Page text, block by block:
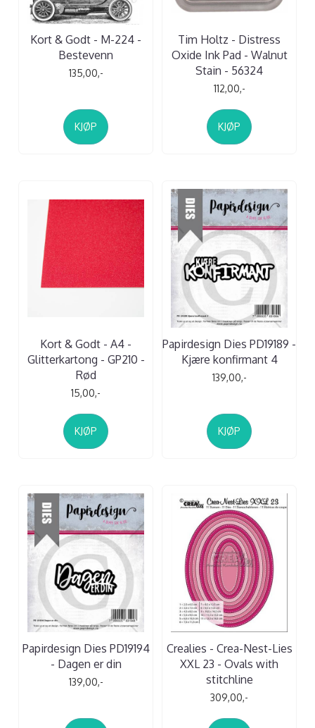
Kort & Godt - M-224 -
Bestevenn
135,00,-
KJØP
Tim Holtz - Distress
Oxide Ink Pad - Walnut
Stain - 56324
112,00,-
KJØP
Kort & Godt - A4 -
Glitterkartong - GP210 -
Rød
15,00,-
KJØP
Papirdesign Dies PD19189 -
Kjære konfirmant 4
139,00,-
KJØP
Papirdesign Dies PD19194
- Dagen er din
139,00,-
Crealies - Crea-Nest-Lies
XXL 23 - Ovals with
stitchline
309,00,-